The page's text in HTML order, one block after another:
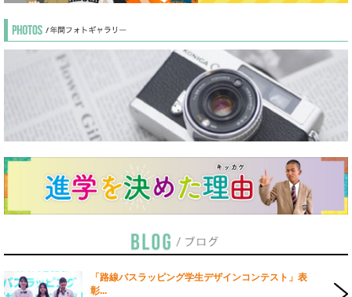
「路線バスラッピング学生デザインコンテスト」表
彰...